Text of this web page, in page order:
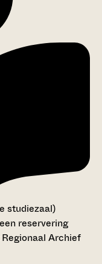
studiezaal)
reservering
Archief